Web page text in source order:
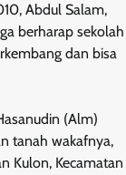
Abdul Salam,
berharap sekolah
dan bisa
(Alm)
tanah wakafnya,
Kulon, Kecamatan